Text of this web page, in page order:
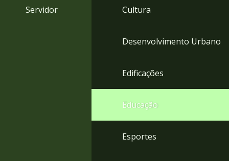
Servidor Cultura
Desenvolvimento Urbano
Edificações
Educação
Esportes